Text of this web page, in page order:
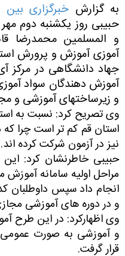
به گزارش خبرگزاری بین
حبیبی روز یکشنبه دوم
و المسلمین محمدرضا
آموزی آموزش و پرورش
جهاد دانشگاهی در مرکز
آموزش دهندگان سواد
و زیرساختهای آموزشی و
وی تصریح کرد: نسبت به
نیز در آزمون شرکت کرده اند.
حبیبی خاطرنشان کرد:
مراحل اولیه سامانه
انجام داد سپس داوطلبان
و در دوره های آموزشی
و آموزشی به صورت
قرار گرفت.